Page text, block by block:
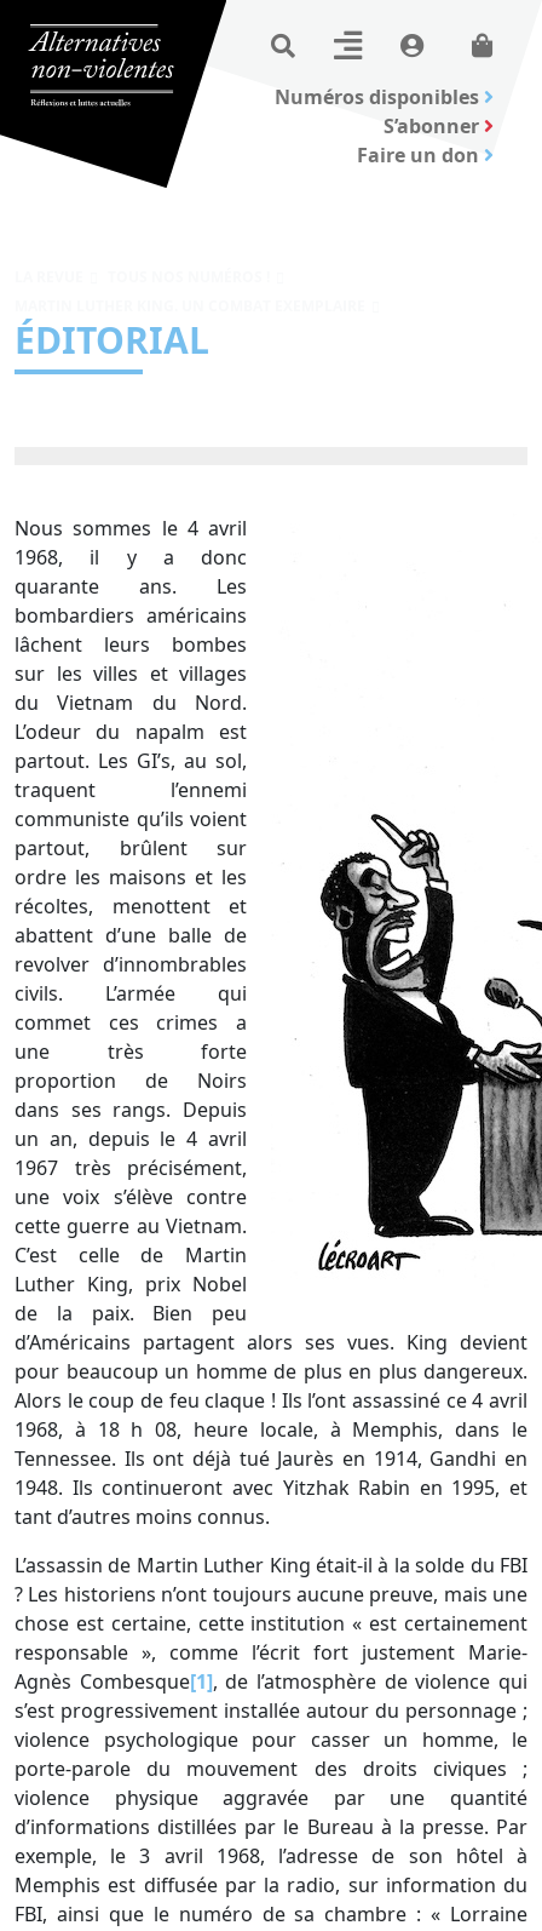
Numéros disponibles
S’abonner
Faire un don
ÉDITORIAL
Nous sommes le 4 avril
1968, il y a donc
quarante ans. Les
bombardiers américains
lâchent leurs bombes
sur les villes et villages
du Vietnam du Nord.
L’odeur du napalm est
partout. Les GI’s, au sol,
traquent l’ennemi
communiste qu’ils voient
partout, brûlent sur
ordre les maisons et les
récoltes, menottent et
abattent d’une balle de
revolver d’innombrables
civils. L’armée qui
commet ces crimes a
une très forte
proportion de Noirs
dans ses rangs. Depuis
un an, depuis le 4 avril
1967 très précisément,
une voix s’élève contre
cette guerre au Vietnam.
C’est celle de Martin
Luther King, prix Nobel
de la paix. Bien peu
d’Américains partagent alors ses vues. King devient
pour beaucoup un homme de plus en plus dangereux.
Alors le coup de feu claque ! Ils l’ont assassiné ce 4 avril
1968, à 18 h 08, heure locale, à Memphis, dans le
Tennessee. Ils ont déjà tué Jaurès en 1914, Gandhi en
1948. Ils continueront avec Yitzhak Rabin en 1995, et
tant d’autres moins connus.
L’assassin de Martin Luther King était-il à la solde du FBI
? Les historiens n’ont toujours aucune preuve, mais une
chose est certaine, cette institution « est certainement
responsable », comme l’écrit fort justement Marie-
Agnès Combesque[1], de l’atmosphère de violence qui
s’est progressivement installée autour du personnage ;
violence psychologique pour casser un homme, le
porte-parole du mouvement des droits civiques ;
violence physique aggravée par une quantité
d’informations distillées par le Bureau à la presse. Par
exemple, le 3 avril 1968, l’adresse de son hôtel à
Memphis est diffusée par la radio, sur information du
FBI, ainsi que le numéro de sa chambre : « Lorraine